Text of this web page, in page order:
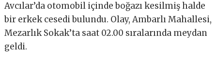
Avcılar’da otomobil içinde boğazı kesilmiş halde
bir erkek cesedi bulundu. Olay, Ambarlı Mahallesi,
Mezarlık Sokak’ta saat 02.00 sıralarında meydan
geldi.